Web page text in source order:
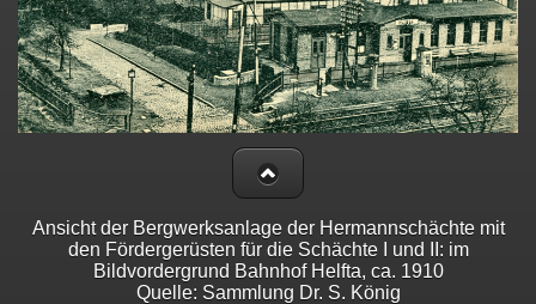
Ansicht der Bergwerksanlage der Hermannschächte mit
den Fördergerüsten für die Schächte I und II: im
Bildvordergrund Bahnhof Helfta, ca. 1910
Quelle: Sammlung Dr. S. König